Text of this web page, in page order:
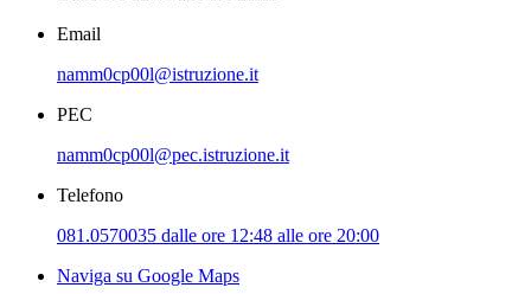
Email
namm0cp00l@istruzione.it
PEC
namm0cp00l@pec.istruzione.it
Telefono
081.0570035 dalle ore 12:48 alle ore 20:00
Naviga su Google Maps